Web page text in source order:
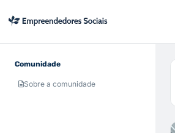
Comunidade
Sobre a comunidade